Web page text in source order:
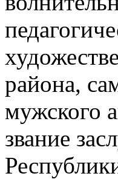
района,
мужского
звание